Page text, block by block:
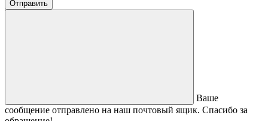
Отправить
Ваше
сообщение отправлено на наш почтовый ящик. Спасибо за